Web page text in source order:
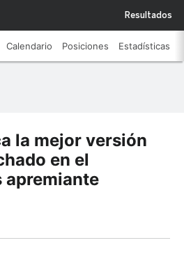
Resultados
Calendario Posiciones Estadísticas
la mejor versión
en el
apremiante